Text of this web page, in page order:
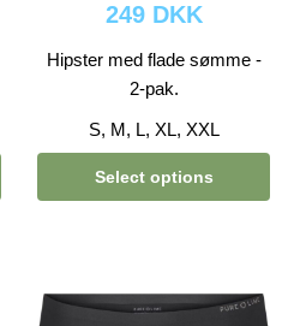
249 DKK
Hipster med flade sømme -
2-pak.
S, M, L, XL, XXL
Select options